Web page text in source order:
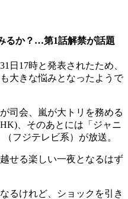
るか？…第1話解禁が話題
日17時と発表されたため、
大きな悩みとなったようで
司会、嵐が大トリを務める
、そのあとには「ジャニ
フジテレビ系）が放送。
せる楽しい一夜となるはず
るけれど、ショックを引き